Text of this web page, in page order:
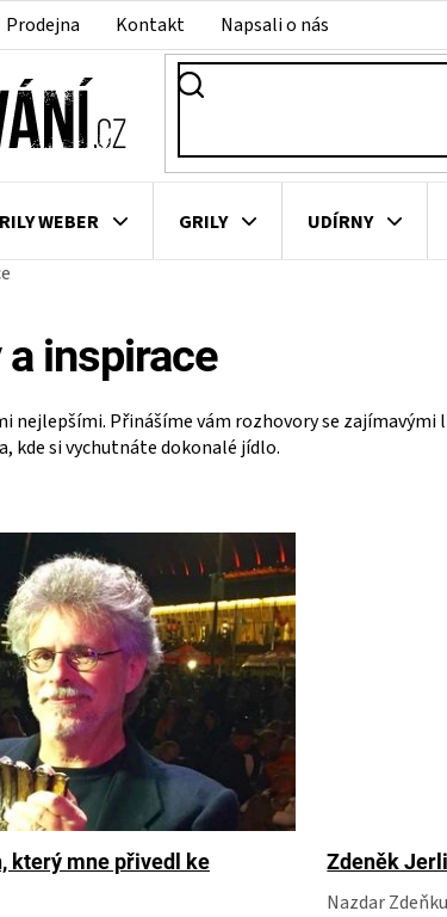
Prodejna Kontakt Napsali o nás
WEBER GRILY UDÍRNY
inspirace
nejlepšími. Přinášíme vám rozhovory se
kde si vychutnáte dokonalé jídlo.
který mne přivedl ke
Zdeněk
Nazdar